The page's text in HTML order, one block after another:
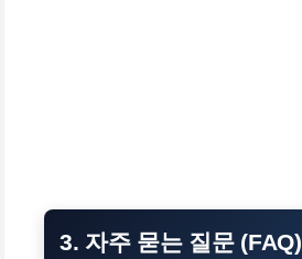
3. 자주 묻는 질문 (FAQ)